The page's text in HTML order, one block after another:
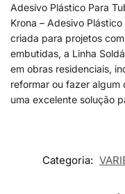
Adesivo Plástico Para
Krona – Adesivo
criada para projetos
embutidas, a Linha
em obras residenciais,
reformar ou fazer algum
uma excelente solução
Categoria: